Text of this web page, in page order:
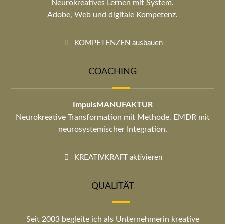
Neurokreatives Lernen mit System.
Adobe, Web und digitale Kompetenz.
KOMPETENZEN ausbauen
COACHING
ImpulsMANUFAKTUR
Neurokreative Transformation mit Methode. EMDR mit
neurosystemischer Integration.
KREATIVKRAFT aktivieren
QUALITÄT
Seit 2003 begleite ich als Unternehmerin kreative